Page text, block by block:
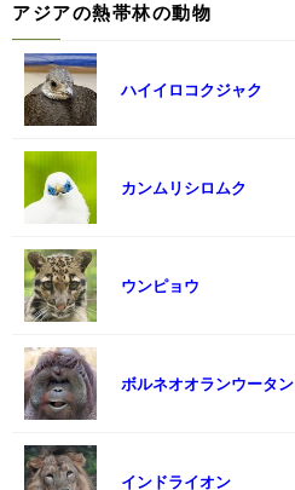
アジアの熱帯林の動物
ハイイロコクジャク
カンムリシロムク
ウンピョウ
ボルネオオランウータン
インドライオン